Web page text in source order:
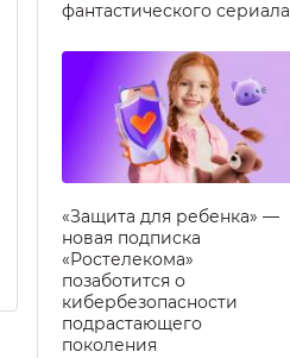
фантастического сериала
«Защита для ребенка» —
новая подписка
«Ростелекома»
позаботится о
кибербезопасности
подрастающего
поколения